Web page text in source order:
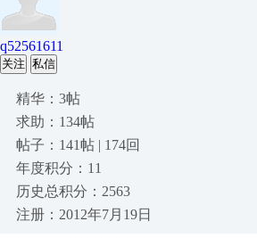
q52561611
关注 私信
精华：3帖
求助：134帖
帖子：141帖 | 174回
年度积分：11
历史总积分：2563
注册：2012年7月19日